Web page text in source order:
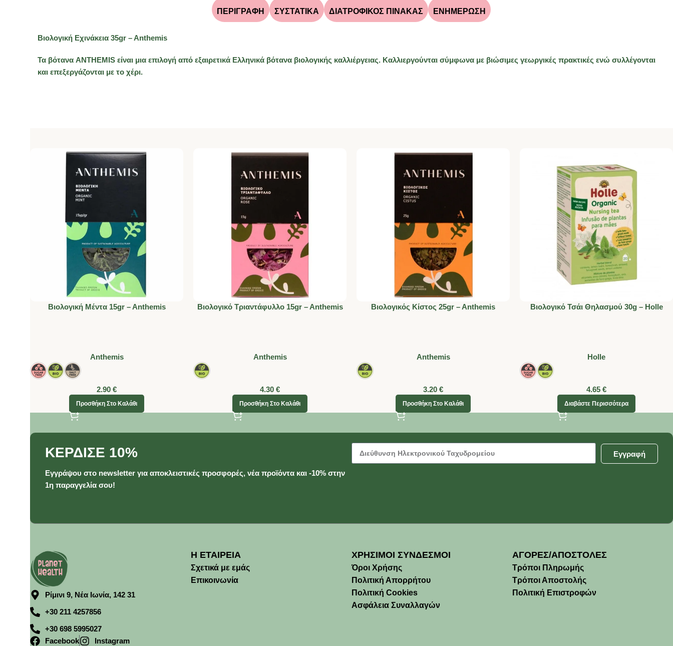
ΠΕΡΙΓΡΑΦΉ ΣΥΣΤΑΤΙΚΑ ΔΙΑΤΡΟΦΙΚΟΣ ΠΙΝΑΚΑΣ ΕΝΗΜΕΡΩΣΗ
Βιολογική Εχινάκεια 35gr – Anthemis
Τα βότανα ANTHEMIS είναι μια επιλογή από εξαιρετικά Ελληνικά βότανα βιολογικής καλλιέργειας. Καλλιεργούνται σύμφωνα με βιώσιμες γεωργικές πρακτικές ενώ συλλέγονται
και επεξεργάζονται με το χέρι.
Βιολογική Μέντα 15gr – Anthemis
Anthemis
2.90 €
Προσθήκη Στο Καλάθι
Βιολογικό Τριαντάφυλλο 15gr – Anthemis
Anthemis
4.30 €
Προσθήκη Στο Καλάθι
Βιολογικός Κίστος 25gr – Anthemis
Anthemis
3.20 €
Προσθήκη Στο Καλάθι
Βιολογικό Τσάι Θηλασμού 30g – Holle
Holle
4.65 €
Διαβάστε Περισσότερα
ΚΕΡΔΙΣΕ 10%
Εγγράψου στο newsletter για αποκλειστικές προσφορές, νέα προϊόντα και -10% στην
1η παραγγελία σου!
Εγγραφή
Ρίμινι 9, Νέα Ιωνία, 142 31
+30 211 4257856
+30 698 5995027
Facebook
Instagram
Η ΕΤΑΙΡΕΙΑ
Σχετικά με εμάς
Επικοινωνία
ΧΡΗΣΙΜΟΙ ΣΥΝΔΕΣΜΟΙ
Όροι Χρήσης
Πολιτική Απορρήτου
Πολιτική Cookies
Ασφάλεια Συναλλαγών
ΑΓΟΡΕΣ/ΑΠΟΣΤΟΛΕΣ
Τρόποι Πληρωμής
Τρόποι Αποστολής
Πολιτική Επιστροφών